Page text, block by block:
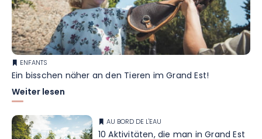
ENFANTS
Ein bisschen näher an den Tieren im Grand Est!
Weiter lesen
AU BORD DE L'EAU
10 Aktivitäten, die man in Grand Est